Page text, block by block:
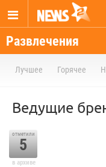
Развлечения
Лучшее Горячее
Ведущие
отметили
5
в архиве